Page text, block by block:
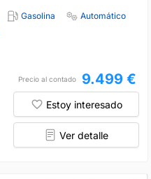
Gasolina
Automático
Precio al contado 9.499 €
Estoy interesado
Ver detalle